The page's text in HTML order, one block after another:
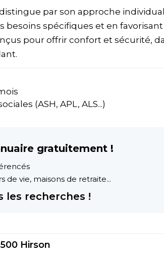
distingue par son approche
besoins spécifiques et en
pour offrir confort et sécurité,
(ASH, APL, ALS...)
gratuitement !
de vie, maisons de retraite...
les recherches !
Hirson